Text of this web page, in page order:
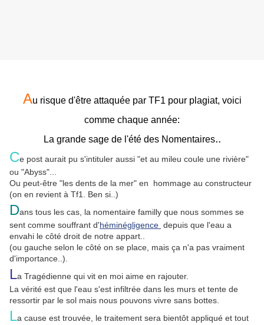
Au risque d'être attaquée par TF1 pour plagiat, voici
comme chaque année:
La grande sage de l'été des Nomentaires..
Ce post aurait pu s'intituler aussi "et au mileu coule une rivière"
ou "Abyss"...
Ou peut-être "les dents de la mer" en hommage au constructeur
(on en revient à Tf1. Ben si..)
Dans tous les cas, la nomentaire familly que nous sommes se
sent comme souffrant d'héminégligence depuis que l'eau a
envahi le côté droit de notre appart..
(ou gauche selon le côté on se place, mais ça n'a pas vraiment
d'importance..).
La Tragédienne qui vit en moi aime en rajouter.
La vérité est que l'eau s'est infiltrée dans les murs et tente de
ressortir par le sol mais nous pouvons vivre sans bottes.
La cause est trouvée, le traitement sera bientôt appliqué et tout